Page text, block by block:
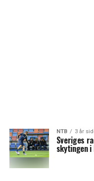
NTB 3 år
Sveriges
skytingen